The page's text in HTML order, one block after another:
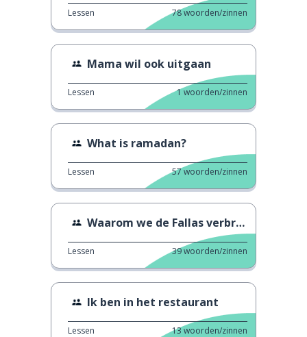
Lessen 78woorden/zinnen
Mama wil ook uitgaan
Lessen 1woorden/zinnen
What is ramadan?
Lessen 57woorden/zinnen
Waarom we de Fallas verbranden
Lessen 39woorden/zinnen
Ik ben in het restaurant
Lessen 13woorden/zinnen